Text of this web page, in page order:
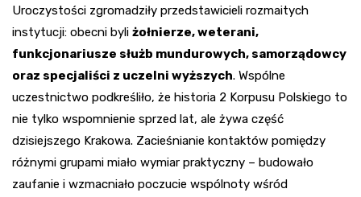
Uroczystości zgromadziły przedstawicieli rozmaitych
instytucji: obecni byli żołnierze, weterani,
funkcjonariusze służb mundurowych, samorządowcy
oraz specjaliści z uczelni wyższych. Wspólne
uczestnictwo podkreśliło, że historia 2 Korpusu Polskiego to
nie tylko wspomnienie sprzed lat, ale żywa część
dzisiejszego Krakowa. Zacieśnianie kontaktów pomiędzy
różnymi grupami miało wymiar praktyczny – budowało
zaufanie i wzmacniało poczucie wspólnoty wśród